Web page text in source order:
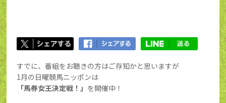
すでに、番組をお聴きの方はご存知かと思いますが
1月の日曜競馬ニッポンは
「馬券女王決定戦！」 を開催中！